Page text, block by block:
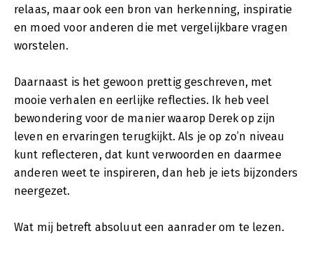
relaas, maar ook een bron van herkenning, inspiratie
en moed voor anderen die met vergelijkbare vragen
worstelen.
Daarnaast is het gewoon prettig geschreven, met
mooie verhalen en eerlijke reflecties. Ik heb veel
bewondering voor de manier waarop Derek op zijn
leven en ervaringen terugkijkt. Als je op zo’n niveau
kunt reflecteren, dat kunt verwoorden en daarmee
anderen weet te inspireren, dan heb je iets bijzonders
neergezet.
Wat mij betreft absoluut een aanrader om te lezen.